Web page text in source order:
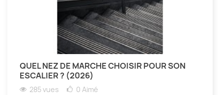
QUEL NEZ DE MARCHE CHOISIR POUR SON
ESCALIER ? (2026)
285 vues 0 Aimé